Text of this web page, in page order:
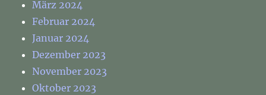
März 2024
Februar 2024
Januar 2024
Dezember 2023
November 2023
Oktober 2023